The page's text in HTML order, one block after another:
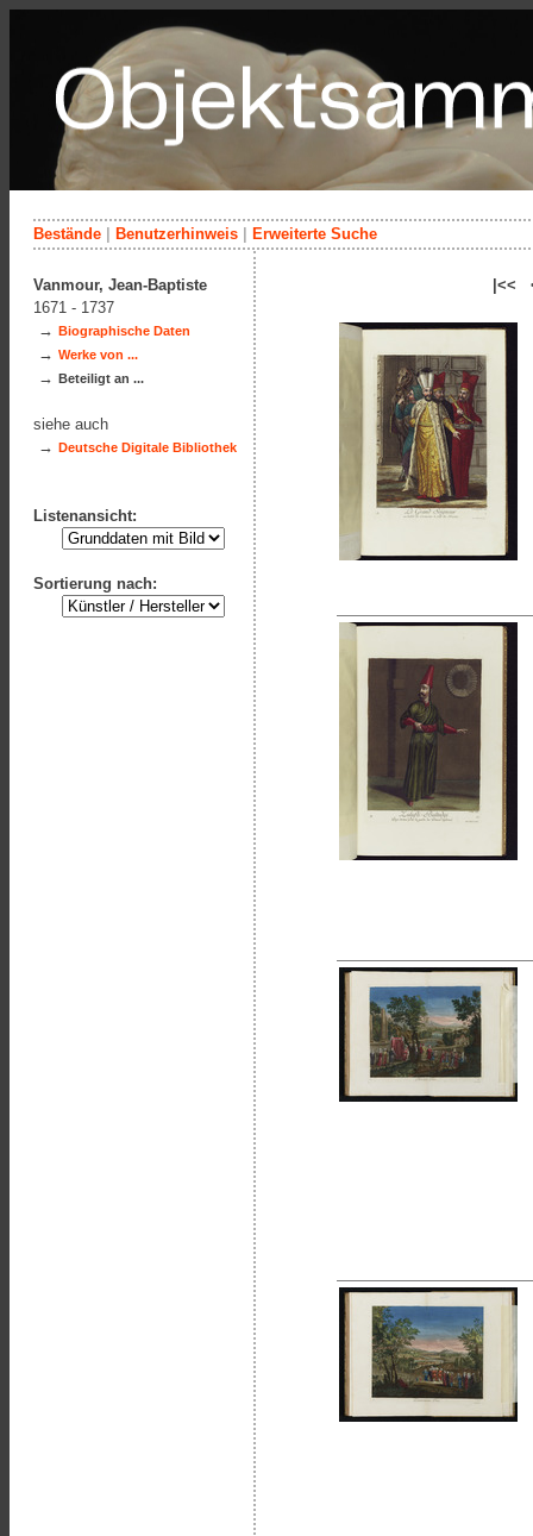
Bestände Benutzerhinweis Erweiterte Suche
|<<
Vanmour, Jean-Baptiste
1671 - 1737
→ Biographische Daten
→ Werke von ...
→ Beteiligt an ...
siehe auch
→ Deutsche Digitale Bibliothek
Listenansicht:
Sortierung nach: